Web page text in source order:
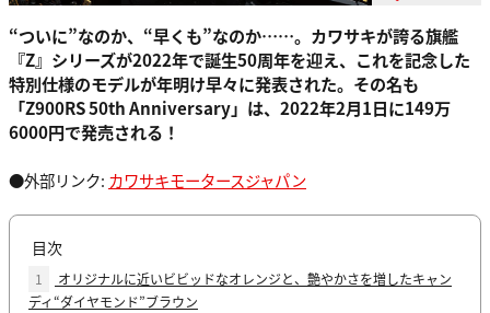
“ついに”なのか、“早くも”なのか……。カワサキが誇る旗艦
『Z』シリーズが2022年で誕生50周年を迎え、これを記念した
特別仕様のモデルが年明け早々に発表された。その名も
「Z900RS 50th Anniversary」は、2022年2月1日に149万
6000円で発売される！
●外部リンク: カワサキモータースジャパン
目次
1
オリジナルに近いビビッドなオレンジと、艶やかさを増したキャン
ディ“ダイヤモンド”ブラウン